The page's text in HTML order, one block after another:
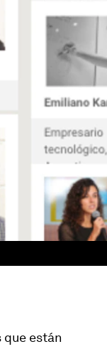
que están